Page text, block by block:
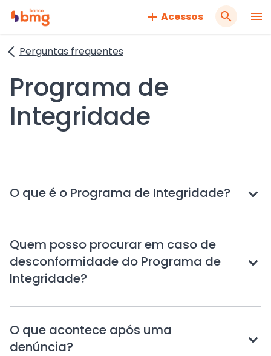
Acessos
Perguntas frequentes
Programa de
Integridade
Lista
de
Perguntas
Programa
de
Integridade
O que é o Programa de Integridade? Toque
Quem posso procurar em caso de
desconformidade do Programa de
Integridade?
expandir
O que acontece após uma
denúncia?